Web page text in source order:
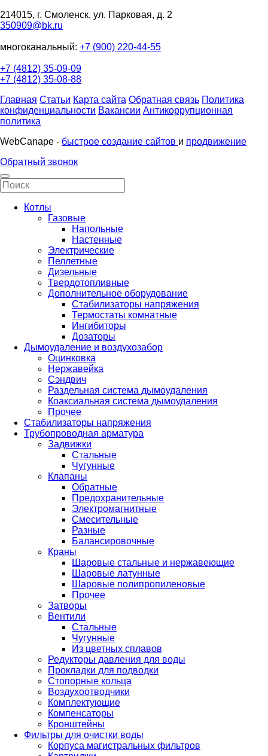
214015, г. Смоленск, ул. Парковая, д. 2
350909@bk.ru
многоканальный: +7 (900) 220-44-55
+7 (4812) 35-09-09
+7 (4812) 35-08-88
Главная Статьи Карта сайта Обратная связь Политика
конфиденциальности Вакансии Антикоррупционная
политика
WebCanape - быстрое создание сайтов и продвижение
Обратный звонок
Котлы
Газовые
Напольные
Настенные
Электрические
Пеллетные
Дизельные
Твердотопливные
Дополнительное оборудование
Стабилизаторы напряжения
Термостаты комнатные
Ингибиторы
Дозаторы
Дымоудаление и воздухозабор
Оцинковка
Нержавейка
Сэндвич
Раздельная система дымоудаления
Коаксиальная система дымоудаления
Прочее
Стабилизаторы напряжения
Трубопроводная арматура
Задвижки
Стальные
Чугунные
Клапаны
Обратные
Предохранительные
Электромагнитные
Смесительные
Разные
Балансировочные
Краны
Шаровые стальные и нержавеющие
Шаровые латунные
Шаровые полипропиленовые
Прочее
Затворы
Вентили
Стальные
Чугунные
Из цветных сплавов
Редукторы давления для воды
Прокладки для подводки
Стопорные кольца
Воздухоотводчики
Комплектующие
Компенсаторы
Кронштейны
Фильтры для очистки воды
Корпуса магистральных фильтров